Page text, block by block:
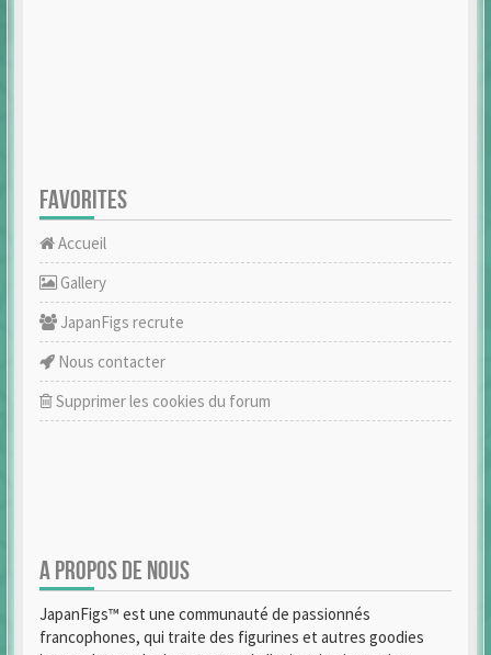
FAVORITES
Accueil
Gallery
JapanFigs recrute
Nous contacter
Supprimer les cookies du forum
A PROPOS DE NOUS
JapanFigs™ est une communauté de passionnés
francophones, qui traite des figurines et autres goodies